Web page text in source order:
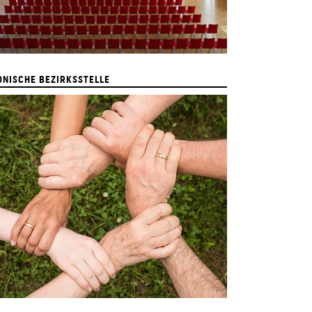
BEZIRKSSTELLE